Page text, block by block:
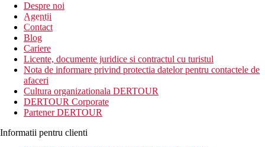
newsletter!
Despre noi
Agentii
Contact
Blog
Cariere
Licente, documente juridice si contractul cu turistul
Nota de informare privind protectia datelor pentru contactele de
afaceri
Cultura organizationala DERTOUR
DERTOUR Corporate
Partener DERTOUR
Informatii pentru clienti